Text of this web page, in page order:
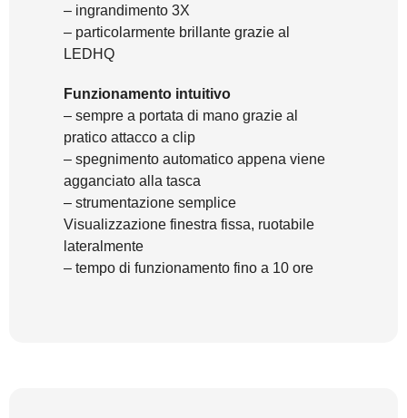
– ingrandimento 3X
– particolarmente brillante grazie al
LEDHQ
Funzionamento intuitivo
– sempre a portata di mano grazie al
pratico attacco a clip
– spegnimento automatico appena viene
agganciato alla tasca
– strumentazione semplice
Visualizzazione finestra fissa, ruotabile
lateralmente
– tempo di funzionamento fino a 10 ore